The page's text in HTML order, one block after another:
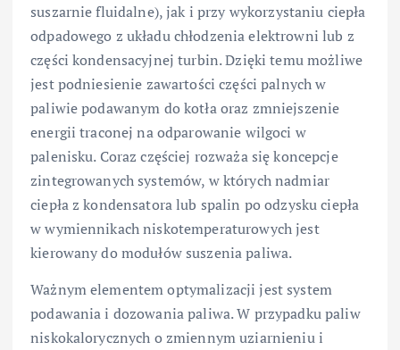
suszarnie fluidalne), jak i przy wykorzystaniu ciepła
odpadowego z układu chłodzenia elektrowni lub z
części kondensacyjnej turbin. Dzięki temu możliwe
jest podniesienie zawartości części palnych w
paliwie podawanym do kotła oraz zmniejszenie
energii traconej na odparowanie wilgoci w
palenisku. Coraz częściej rozważa się koncepcje
zintegrowanych systemów, w których nadmiar
ciepła z kondensatora lub spalin po odzysku ciepła
w wymiennikach niskotemperaturowych jest
kierowany do modułów suszenia paliwa.
Ważnym elementem optymalizacji jest system
podawania i dozowania paliwa. W przypadku paliw
niskokalorycznych o zmiennym uziarnieniu i